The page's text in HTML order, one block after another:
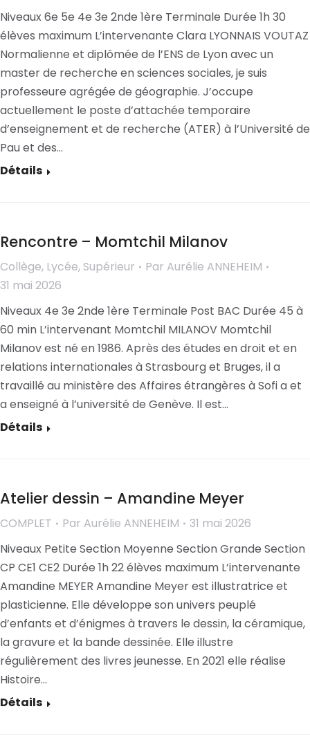
Niveaux 6e 5e 4e 3e 2nde 1ère Terminale Durée 1h 30
élèves maximum L’intervenante Clara LYONNAIS VOUTAZ
Normalienne et diplômée de l’ENS de Lyon avec un
master de recherche en sciences sociales, je suis
professeure agrégée de géographie. J’occupe
actuellement le poste d’attachée temporaire
d’enseignement et de recherche (ATER) à l’Université de
Pau et des…
Détails
Rencontre – Momtchil Milanov
Collège, Lycée, Supérieur Par Aurélie ANNEHEIM
31 mai 2026
Niveaux 4e 3e 2nde 1ère Terminale Post BAC Durée 45 à
60 min L’intervenant Momtchil MILANOV Momtchil
Milanov est né en 1986. Après des études en droit et en
relations internationales à Strasbourg et Bruges, il a
travaillé au ministère des Affaires étrangères à Sofi a et
a enseigné à l’université de Genève. Il est…
Détails
Atelier dessin – Amandine Meyer
COMPLET Par Aurélie ANNEHEIM
31 mai 2026
Niveaux Petite Section Moyenne Section Grande Section
CP CE1 CE2 Durée 1h 22 élèves maximum L’intervenante
Amandine MEYER Amandine Meyer est illustratrice et
plasticienne. Elle développe son univers peuplé
d’enfants et d’énigmes à travers le dessin, la céramique,
la gravure et la bande dessinée. Elle illustre
régulièrement des livres jeunesse. En 2021 elle réalise
Histoire…
Détails